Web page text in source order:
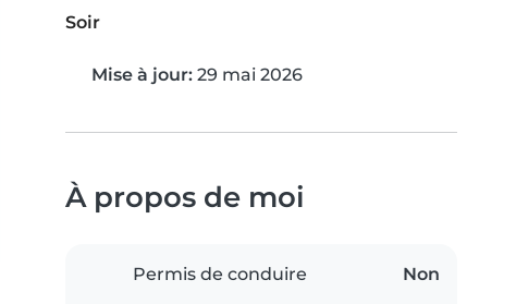
Soir
Mise à jour: 29 mai 2026
À propos de moi
Permis de conduire Non